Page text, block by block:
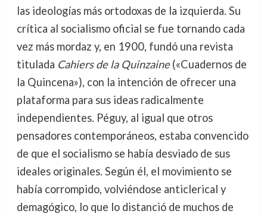
las ideologías más ortodoxas de la izquierda. Su
crítica al socialismo oficial se fue tornando cada
vez más mordaz y, en 1900, fundó una revista
titulada Cahiers de la Quinzaine(«Cuadernos de
la Quincena»), con la intención de ofrecer una
plataforma para sus ideas radicalmente
independientes. Péguy, al igual que otros
pensadores contemporáneos, estaba convencido
de que el socialismo se había desviado de sus
ideales originales. Según él, el movimiento se
había corrompido, volviéndose anticlerical y
demagógico, lo que lo distanció de muchos de